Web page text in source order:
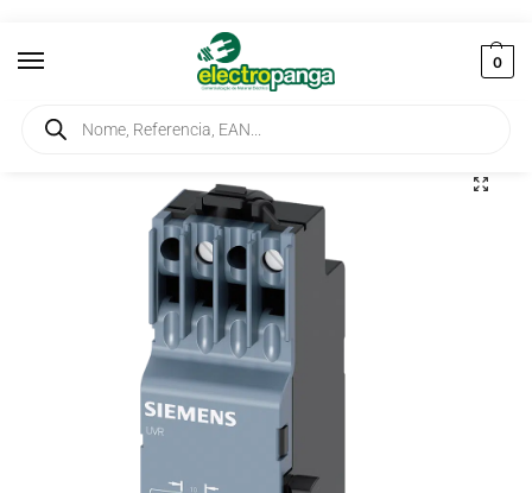
0
Início / Corte e Protecção / Disjuntores